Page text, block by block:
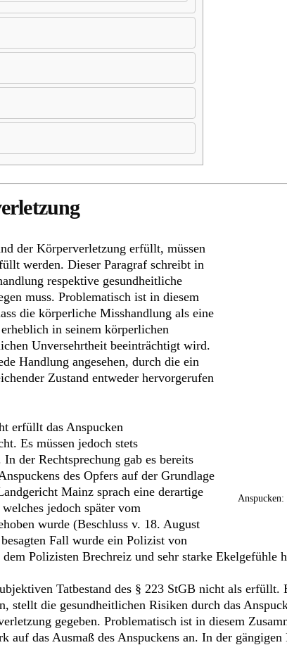
der Körperverletzung erfüllt, müssen
werden. Dieser Paragraf schreibt in
respektive gesundheitliche
muss. Problematisch ist in diesem
die körperliche Misshandlung als eine
in seinem körperlichen
Unversehrtheit beeinträchtigt wird.
Handlung angesehen, durch die ein
Zustand entweder hervorgerufen
erfüllt das Anspucken
Es müssen jedoch stets
der Rechtsprechung gab es bereits
des Opfers auf der Grundlage
Mainz sprach eine derartige
jedoch später vom
wurde (Beschluss v. 18. August
Fall wurde ein Polizist von
Polizisten Brechreiz und sehr starke Ekelgefühle
Tatbestand des § 223 StGB nicht als erfüllt.
stellt die gesundheitlichen Risiken durch das
gegeben. Problematisch ist in diesem
auf das Ausmaß des Anspuckens an. In der